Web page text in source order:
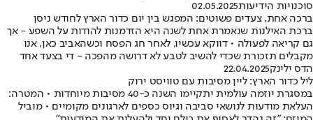
סוכנויות הידיעות02.05.2025
ברכה אחת, צעדים פשוטים: המפגש בין יום כדור הארץ לחודש ניסן
ברכת האילנות שנאמרת אחת לשנה היא הזדמנות להודות על השפע - אך
גם קריאה לפעולה • דווקא עכשיו, לאחר חג הפסח וכשהאביב כאן, אנו
מקבלים תזכורת שכדי להשיב לטבע לא דרושה מהפכה - די בצעד אחד
הדס ילינק22.04.2025
ליל כדור הארץ: ליין מסיבות עם טוויסט ירוק
במסגרת יוזמה עולמית יתקיימו השנה כ-40 מסיבות מיוחדות • המטרה:
העלאת מודעות לנושאי סביבה וגיוס כספים לארגונים מקומיים • מוביל